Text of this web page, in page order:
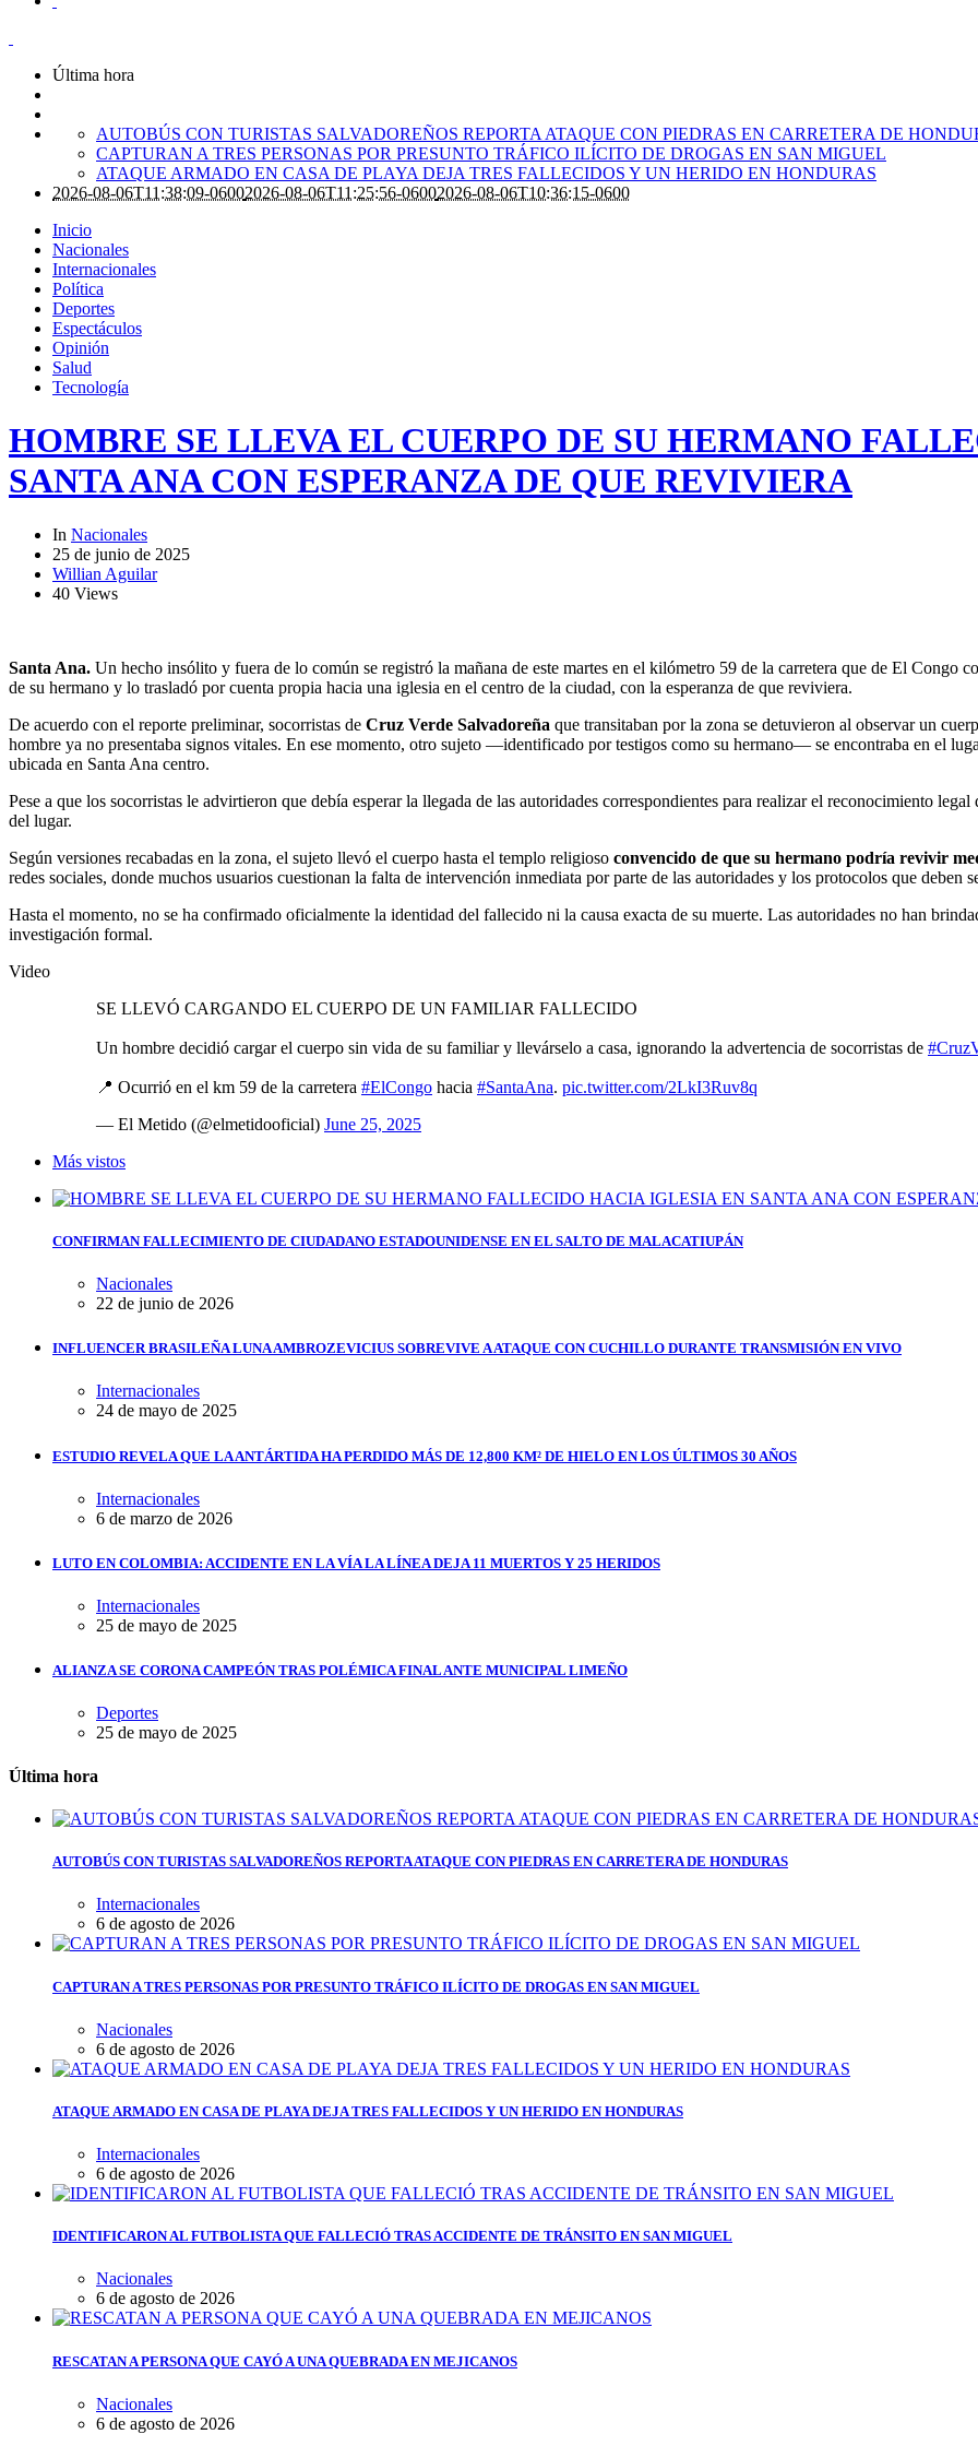
Última hora
AUTOBÚS CON TURISTAS SALVADOREÑOS REPORTA ATAQUE CON PIEDRAS EN CARRETERA DE
CAPTURAN A TRES PERSONAS POR PRESUNTO TRÁFICO ILÍCITO DE DROGAS EN SAN MIGUEL
ATAQUE ARMADO EN CASA DE PLAYA DEJA TRES FALLECIDOS Y UN HERIDO EN HONDURAS
2026-08-06T11:38:09-06002026-08-06T11:25:56-06002026-08-06T10:36:15-0600
Inicio
Nacionales
Internacionales
Política
Deportes
Espectáculos
Opinión
Salud
Tecnología
HOMBRE SE LLEVA EL CUERPO DE SU HERMANO
SANTA ANA CON ESPERANZA DE QUE REVIVIERA
In Nacionales
25 de junio de 2025
Willian Aguilar
40 Views
Santa Ana. Un hecho insólito y fuera de lo común se registró la mañana de este martes en el kilómetro 59 de la carretera que de El Congo
de su hermano y lo trasladó por cuenta propia hacia una iglesia en el centro de la ciudad, con la esperanza de que reviviera.
De acuerdo con el reporte preliminar, socorristas de Cruz Verde Salvadoreña que transitaban por la zona se detuvieron al observar un
hombre ya no presentaba signos vitales. En ese momento, otro sujeto —identificado por testigos como su hermano— se encontraba en el
ubicada en Santa Ana centro.
Pese a que los socorristas le advirtieron que debía esperar la llegada de las autoridades correspondientes para realizar el reconocimiento
del lugar.
Según versiones recabadas en la zona, el sujeto llevó el cuerpo hasta el templo religioso convencido de que su hermano podría revivir
redes sociales, donde muchos usuarios cuestionan la falta de intervención inmediata por parte de las autoridades y los protocolos que deben
Hasta el momento, no se ha confirmado oficialmente la identidad del fallecido ni la causa exacta de su muerte. Las autoridades no han
investigación formal.
Video
SE LLEVÓ CARGANDO EL CUERPO DE UN FAMILIAR FALLECIDO
Un hombre decidió cargar el cuerpo sin vida de su familiar y llevárselo a casa, ignorando la advertencia de socorristas de
📍 Ocurrió en el km 59 de la carretera #ElCongo hacia #SantaAna. pic.twitter.com/2LkI3Ruv8q
— El Metido (@elmetidooficial) June 25, 2025
Más vistos
CONFIRMAN FALLECIMIENTO DE CIUDADANO ESTADOUNIDENSE EN EL SALTO DE MALACATIUPÁN
Nacionales
22 de junio de 2026
INFLUENCER BRASILEÑA LUNA AMBROZEVICIUS SOBREVIVE A ATAQUE CON CUCHILLO DURANTE TRANSMISIÓN EN VIVO
Internacionales
24 de mayo de 2025
ESTUDIO REVELA QUE LA ANTÁRTIDA HA PERDIDO MÁS DE 12,800 KM² DE HIELO EN LOS ÚLTIMOS 30 AÑOS
Internacionales
6 de marzo de 2026
LUTO EN COLOMBIA: ACCIDENTE EN LA VÍA LA LÍNEA DEJA 11 MUERTOS Y 25 HERIDOS
Internacionales
25 de mayo de 2025
ALIANZA SE CORONA CAMPEÓN TRAS POLÉMICA FINAL ANTE MUNICIPAL LIMEÑO
Deportes
25 de mayo de 2025
Última hora
AUTOBÚS CON TURISTAS SALVADOREÑOS REPORTA ATAQUE CON PIEDRAS EN CARRETERA DE HONDURAS
Internacionales
6 de agosto de 2026
CAPTURAN A TRES PERSONAS POR PRESUNTO TRÁFICO ILÍCITO DE DROGAS EN SAN MIGUEL
Nacionales
6 de agosto de 2026
ATAQUE ARMADO EN CASA DE PLAYA DEJA TRES FALLECIDOS Y UN HERIDO EN HONDURAS
Internacionales
6 de agosto de 2026
IDENTIFICARON AL FUTBOLISTA QUE FALLECIÓ TRAS ACCIDENTE DE TRÁNSITO EN SAN MIGUEL
Nacionales
6 de agosto de 2026
RESCATAN A PERSONA QUE CAYÓ A UNA QUEBRADA EN MEJICANOS
Nacionales
6 de agosto de 2026